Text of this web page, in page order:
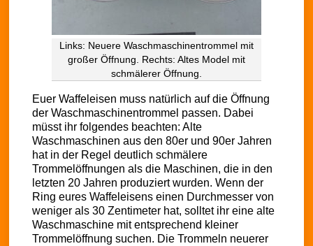
Links: Neuere Waschmaschinentrommel mit
großer Öffnung. Rechts: Altes Model mit
schmälerer Öffnung.
Euer Waffeleisen muss natürlich auf die Öffnung
der Waschmaschinentrommel passen. Dabei
müsst ihr folgendes beachten: Alte
Waschmaschinen aus den 80er und 90er Jahren
hat in der Regel deutlich schmälere
Trommelöffnungen als die Maschinen, die in den
letzten 20 Jahren produziert wurden. Wenn der
Ring eures Waffeleisens einen Durchmesser von
weniger als 30 Zentimeter hat, solltet ihr eine alte
Waschmaschine mit entsprechend kleiner
Trommelöffnung suchen. Die Trommeln neuerer